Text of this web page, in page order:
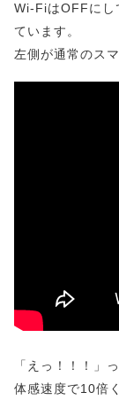
Wi-FiはOFFにし
ています。
左側が通常のス
「えっ！！！」
体感速度で10倍